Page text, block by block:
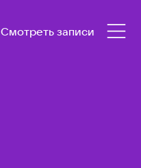
Смотреть записи